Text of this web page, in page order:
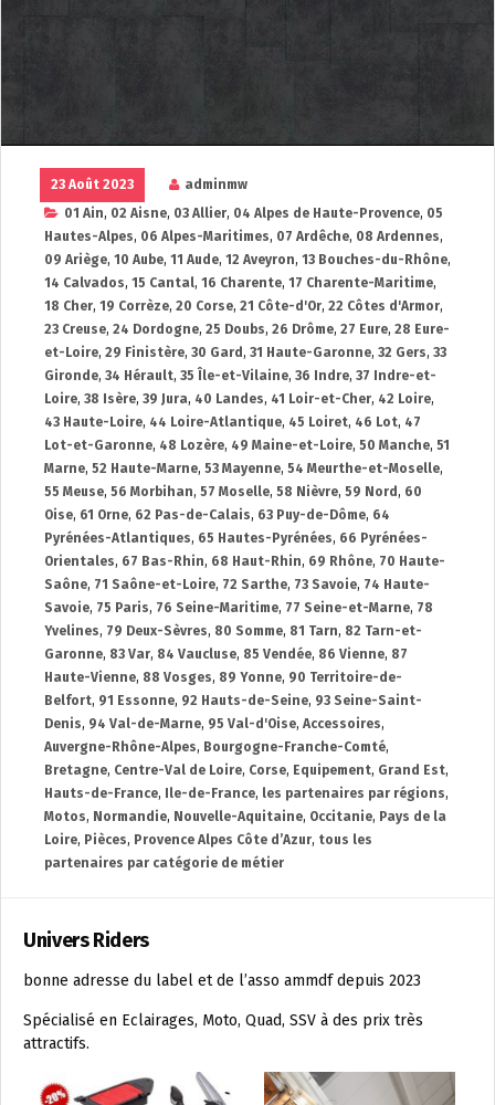
23 Août 2023
adminmw
01 Ain, 02 Aisne, 03 Allier, 04 Alpes de Haute-Provence, 05
Hautes-Alpes, 06 Alpes-Maritimes, 07 Ardêche, 08 Ardennes,
09 Ariège, 10 Aube, 11 Aude, 12 Aveyron, 13 Bouches-du-Rhône,
14 Calvados, 15 Cantal, 16 Charente, 17 Charente-Maritime,
18 Cher, 19 Corrèze, 20 Corse, 21 Côte-d'Or, 22 Côtes d'Armor,
23 Creuse, 24 Dordogne, 25 Doubs, 26 Drôme, 27 Eure, 28 Eure-
et-Loire, 29 Finistère, 30 Gard, 31 Haute-Garonne, 32 Gers, 33
Gironde, 34 Hérault, 35 Île-et-Vilaine, 36 Indre, 37 Indre-et-
Loire, 38 Isère, 39 Jura, 40 Landes, 41 Loir-et-Cher, 42 Loire,
43 Haute-Loire, 44 Loire-Atlantique, 45 Loiret, 46 Lot, 47
Lot-et-Garonne, 48 Lozère, 49 Maine-et-Loire, 50 Manche, 51
Marne, 52 Haute-Marne, 53 Mayenne, 54 Meurthe-et-Moselle,
55 Meuse, 56 Morbihan, 57 Moselle, 58 Nièvre, 59 Nord, 60
Oise, 61 Orne, 62 Pas-de-Calais, 63 Puy-de-Dôme, 64
Pyrénées-Atlantiques, 65 Hautes-Pyrénées, 66 Pyrénées-
Orientales, 67 Bas-Rhin, 68 Haut-Rhin, 69 Rhône, 70 Haute-
Saône, 71 Saône-et-Loire, 72 Sarthe, 73 Savoie, 74 Haute-
Savoie, 75 Paris, 76 Seine-Maritime, 77 Seine-et-Marne, 78
Yvelines, 79 Deux-Sèvres, 80 Somme, 81 Tarn, 82 Tarn-et-
Garonne, 83 Var, 84 Vaucluse, 85 Vendée, 86 Vienne, 87
Haute-Vienne, 88 Vosges, 89 Yonne, 90 Territoire-de-
Belfort, 91 Essonne, 92 Hauts-de-Seine, 93 Seine-Saint-
Denis, 94 Val-de-Marne, 95 Val-d'Oise, Accessoires,
Auvergne-Rhône-Alpes, Bourgogne-Franche-Comté,
Bretagne, Centre-Val de Loire, Corse, Equipement, Grand Est,
Hauts-de-France, Ile-de-France, les partenaires par régions,
Motos, Normandie, Nouvelle-Aquitaine, Occitanie, Pays de la
Loire, Pièces, Provence Alpes Côte d’Azur, tous les
partenaires par catégorie de métier
Univers Riders
bonne adresse du label et de l’asso ammdf depuis 2023
Spécialisé en Eclairages, Moto, Quad, SSV à des prix très
attractifs.